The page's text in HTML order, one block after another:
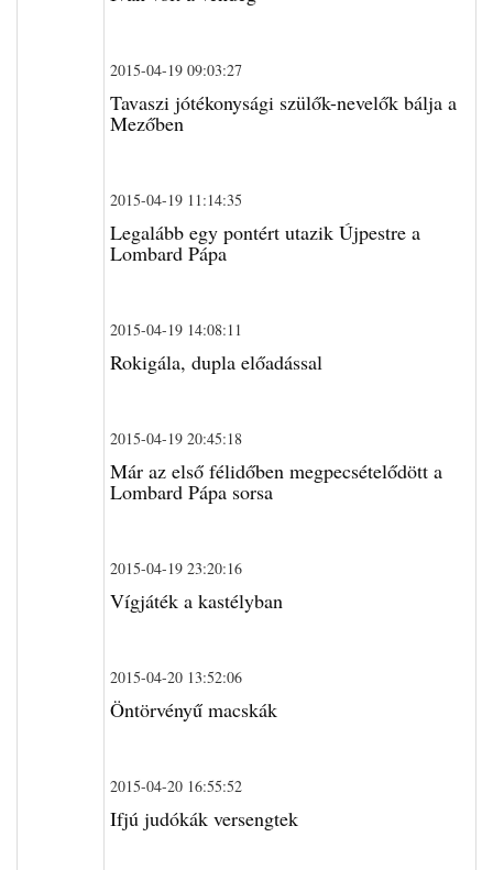
2015-04-19 09:03:27
Tavaszi jótékonysági szülők-nevelők bálja a
Mezőben
2015-04-19 11:14:35
Legalább egy pontért utazik Újpestre a
Lombard Pápa
2015-04-19 14:08:11
Rokigála, dupla előadással
2015-04-19 20:45:18
Már az első félidőben megpecsételődött a
Lombard Pápa sorsa
2015-04-19 23:20:16
Vígjáték a kastélyban
2015-04-20 13:52:06
Öntörvényű macskák
2015-04-20 16:55:52
Ifjú judókák versengtek